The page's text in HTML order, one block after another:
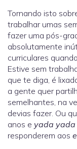
Tornando isto
trabalhar umas
fazer uma pós-
absolutamente
curriculares
Estive sem
que te diga, é
a gente quer
semelhantes, na
devias fazer. Ou
anos e yada
responderem aos